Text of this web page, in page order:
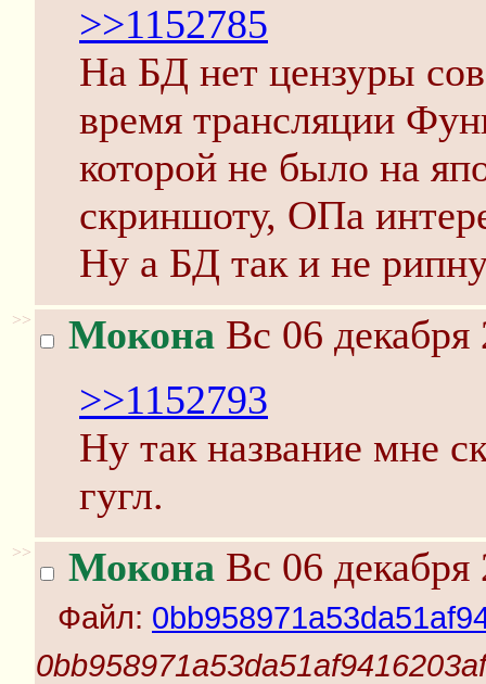
>>1152785
На БД нет цензуры
время трансляции
которой не было на
скриншоту, ОПа
Ну а БД так и не
>> Мокона Вс 06
>>1152793
Ну так название мне
гугл.
>> Мокона Вс 06
Файл: